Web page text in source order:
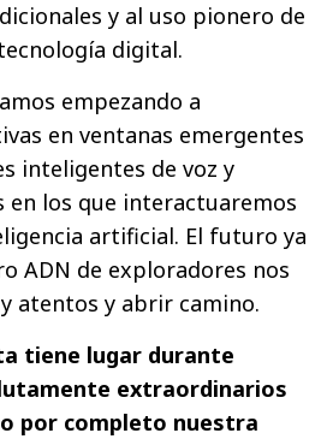
y al uso pionero de
digital.
empezando a
en ventanas emergentes
inteligentes de voz y
en los que interactuaremos
artificial. El futuro ya
ADN de exploradores nos
atentos y abrir camino.
tiene lugar durante
extraordinarios
por completo nuestra